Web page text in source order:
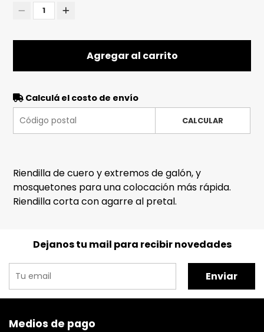
1
Agregar al carrito
Calculá el costo de envío
CALCULAR
Riendilla de cuero y extremos de galón, y
mosquetones para una colocación más rápida.
Riendilla corta con agarre al pretal.
Dejanos tu mail para recibir novedades
Enviar
Medios de pago